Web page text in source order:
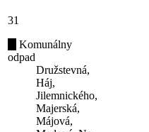
31
Komunálny
odpad
Družstevná,
Háj,
Jilemnického,
Majerská,
Májová,